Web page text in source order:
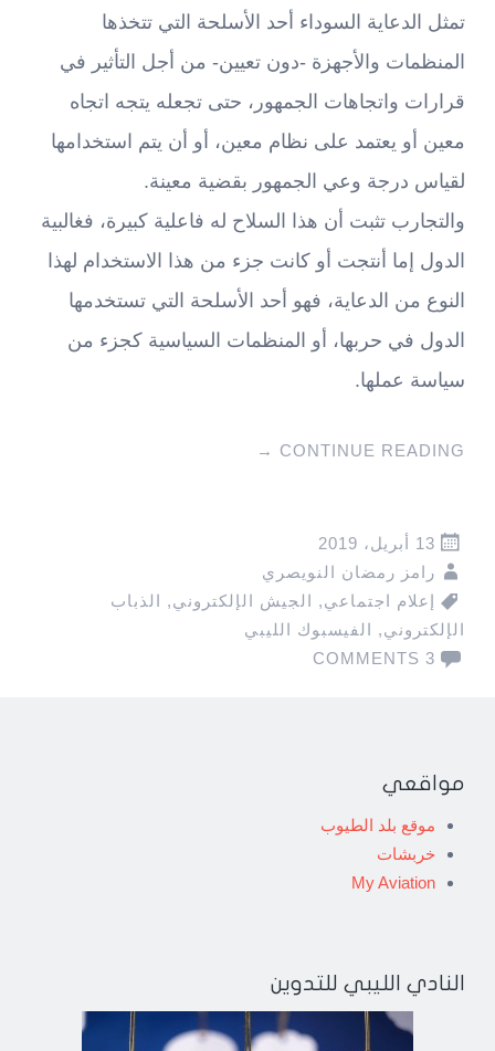
تمثل الدعاية السوداء أحد الأسلحة التي تتخذها
المنظمات والأجهزة -دون تعيين- من أجل التأثير في
قرارات واتجاهات الجمهور، حتى تجعله يتجه اتجاه
معين أو يعتمد على نظام معين، أو أن يتم استخدامها
لقياس درجة وعي الجمهور بقضية معينة.
والتجارب تثبت أن هذا السلاح له فاعلية كبيرة، فغالبية
الدول إما أنتجت أو كانت جزء من هذا الاستخدام لهذا
النوع من الدعاية، فهو أحد الأسلحة التي تستخدمها
الدول في حربها، أو المنظمات السياسية كجزء من
سياسة عملها.
CONTINUE READING
→
13 أبريل، 2019
رامز رمضان النويصري
إعلام اجتماعي, الجيش الإلكتروني, الذباب
الإلكتروني, الفيسبوك الليبي
3 COMMENTS
مواقعي
موقع بلد الطيوب
خربشات
My Aviation
النادي الليبي للتدوين